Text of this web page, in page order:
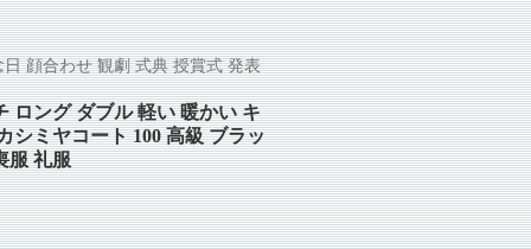
顔合わせ 観劇 式典 授賞式 発表
ロング ダブル 軽い 暖かい キ
シミヤコート 100 高級 ブラッ
服 礼服